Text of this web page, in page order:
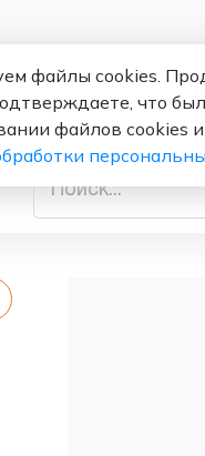
файлы cookies.
что
файлов cookies